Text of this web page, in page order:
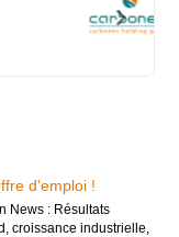
d'emploi !
News : Résultats
croissance industrielle,